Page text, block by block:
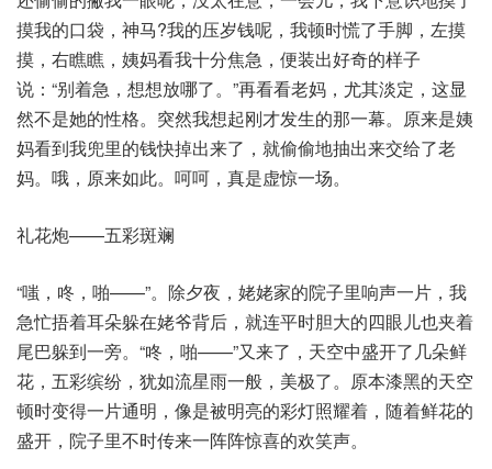
摸我的口袋，神马?我的压岁钱呢，我顿时慌了手脚，左摸
摸，右瞧瞧，姨妈看我十分焦急，便装出好奇的样子
说：“别着急，想想放哪了。”再看看老妈，尤其淡定，这显
然不是她的性格。突然我想起刚才发生的那一幕。原来是姨
妈看到我兜里的钱快掉出来了，就偷偷地抽出来交给了老
妈。哦，原来如此。呵呵，真是虚惊一场。
礼花炮——五彩斑斓
“嗤，咚，啪——”。除夕夜，姥姥家的院子里响声一片，我
急忙捂着耳朵躲在姥爷背后，就连平时胆大的四眼儿也夹着
尾巴躲到一旁。“咚，啪——”又来了，天空中盛开了几朵鲜
花，五彩缤纷，犹如流星雨一般，美极了。原本漆黑的天空
顿时变得一片通明，像是被明亮的彩灯照耀着，随着鲜花的
盛开，院子里不时传来一阵阵惊喜的欢笑声。